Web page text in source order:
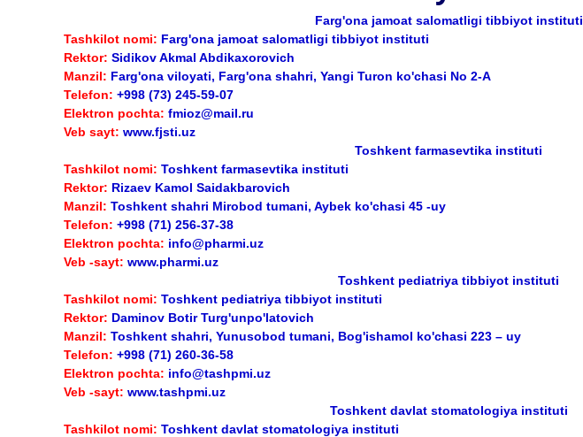
Farg'ona jamoat salomatligi tibbiyot instituti
Tashkilot nomi: Farg'ona jamoat salomatligi tibbiyot instituti
Rektor: Sidikov Akmal Abdikaxorovich
Manzil: Farg'ona viloyati, Farg'ona shahri, Yangi Turon ko'chasi No 2-A
Telefon: +998 (73) 245-59-07
Elektron pochta: fmioz@mail.ru
Veb sayt: www.fjsti.uz
Toshkent farmasevtika instituti
Tashkilot nomi: Toshkent farmasevtika instituti
Rektor: Rizaev Kamol Saidakbarovich
Manzil:Toshkent shahri Mirobod tumani, Aybek ko'chasi 45 -uy
Telefon: +998 (71) 256-37-38
Elektron pochta: info@pharmi.uz
Veb -sayt: www.pharmi.uz
Toshkent pediatriya tibbiyot instituti
Tashkilot nomi: Toshkent pediatriya tibbiyot instituti
Rektor: Daminov Botir Turg'unpo'latovich
Manzil: Toshkent shahri, Yunusobod tumani, Bog'ishamol ko'chasi 223 – uy
Telefon:+998 (71) 260-36-58
Elektron pochta: info@tashpmi.uz
Veb -sayt: www.tashpmi.uz
Toshkent davlat stomatologiya instituti
Tashkilot nomi: Toshkent davlat stomatologiya instituti